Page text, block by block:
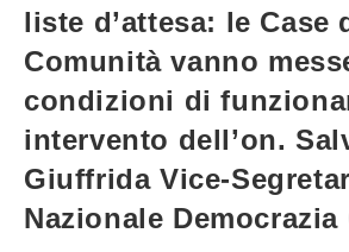
liste d’attesa: le Case
Comunità vanno
condizioni di
intervento dell’on.
Giuffrida Vice-
Nazionale